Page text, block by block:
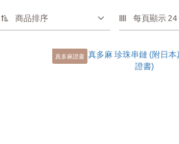
商品排序 每頁顯示 24
真多麻證書